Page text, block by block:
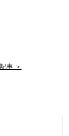
事 ＞